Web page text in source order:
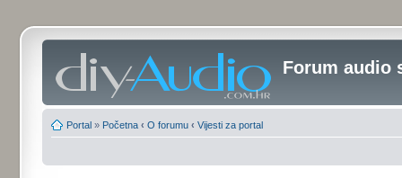
Forum audio
Portal » Početna ‹ O forumu ‹ Vijesti za portal